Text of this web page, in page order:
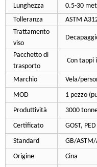
Lunghezza
0.5-30
Tolleranza
ASTM
Trattamento
viso
Pacchetto di
trasporto
Con tappi
Marchio
Vela/
MOD
1 pezzo
Produttività
3000
Certificato
GOST,
Standard
GB/ASTM/
Origine
Cina